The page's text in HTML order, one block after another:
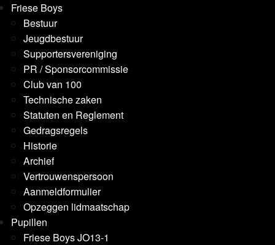
Friese Boys
Bestuur
Jeugdbestuur
Supportersvereniging
PR / Sponsorcommissie
Club van 100
Technische zaken
Statuten en Reglement
Gedragsregels
Historie
Archief
Vertrouwenspersoon
Aanmeldformulier
Opzeggen lidmaatschap
Pupillen
Friese Boys JO13-1